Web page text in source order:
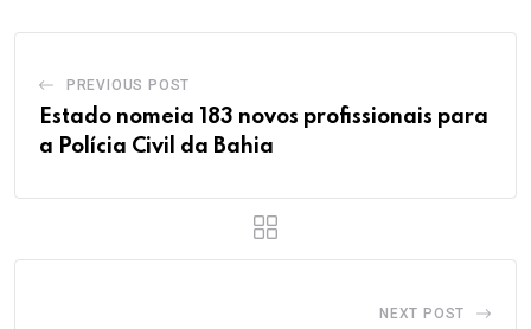
PREVIOUS POST
Estado nomeia 183 novos profissionais para
a Polícia Civil da Bahia
NEXT POST